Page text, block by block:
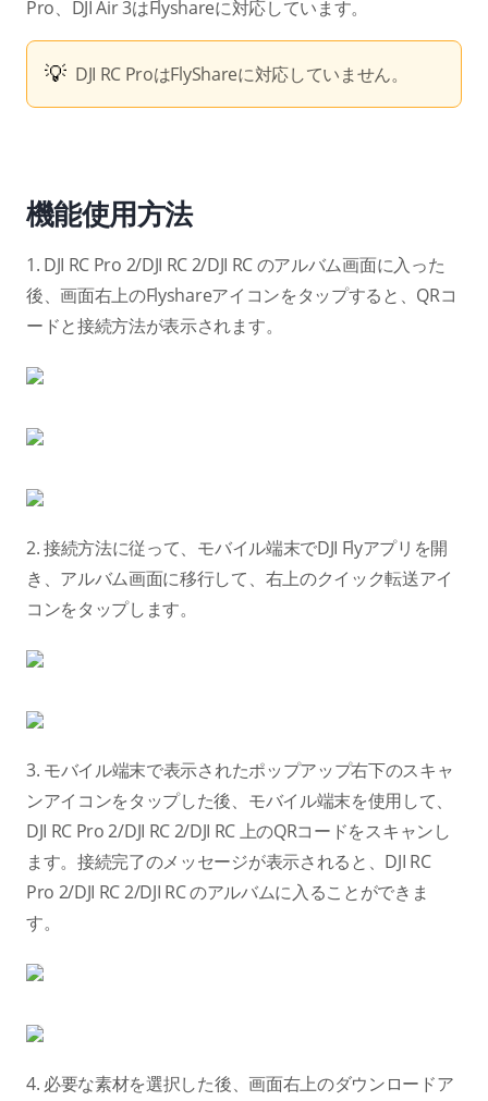
Pro、DJI Air 3はFlyshareに対応しています。
DJI RC ProはFlyShareに対応していません。
機能使用方法
1. DJI RC Pro 2/DJI RC 2/DJI RC のアルバム画面に入った
後、画面右上のFlyshareアイコンをタップすると、QRコ
ードと接続方法が表示されます。
2. 接続方法に従って、モバイル端末でDJI Flyアプリを開
き、アルバム画面に移行して、右上のクイック転送アイ
コンをタップします。
3. モバイル端末で表示されたポップアップ右下のスキャ
ンアイコンをタップした後、モバイル端末を使用して、
DJI RC Pro 2/DJI RC 2/DJI RC 上のQRコードをスキャンし
ます。接続完了のメッセージが表示されると、DJI RC
Pro 2/DJI RC 2/DJI RC のアルバムに入ることができま
す。
4. 必要な素材を選択した後、画面右上のダウンロードア